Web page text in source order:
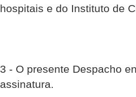
hospitais e do Instituto de
3 - O presente Despacho
assinatura.